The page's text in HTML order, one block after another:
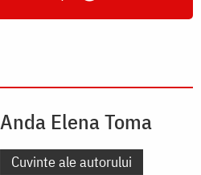
Anda Elena Toma
Cuvinte ale autorului